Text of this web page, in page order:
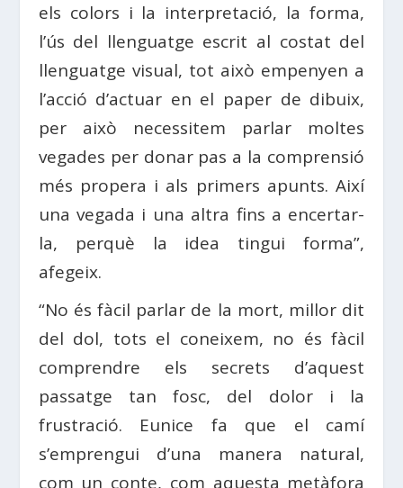
els colors i la interpretació, la forma,
l’ús del llenguatge escrit al costat del
llenguatge visual, tot això empenyen a
l’acció d’actuar en el paper de dibuix,
per això necessitem parlar moltes
vegades per donar pas a la comprensió
més propera i als primers apunts. Així
una vegada i una altra fins a encertar-
la, perquè la idea tingui forma”,
afegeix.
“No és fàcil parlar de la mort, millor dit
del dol, tots el coneixem, no és fàcil
comprendre els secrets d’aquest
passatge tan fosc, del dolor i la
frustració. Eunice fa que el camí
s’emprengui d’una manera natural,
com un conte, com aquesta metàfora